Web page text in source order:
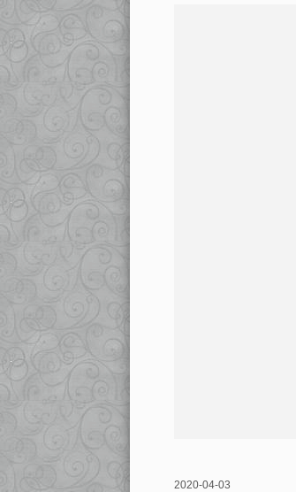
2020-04-03